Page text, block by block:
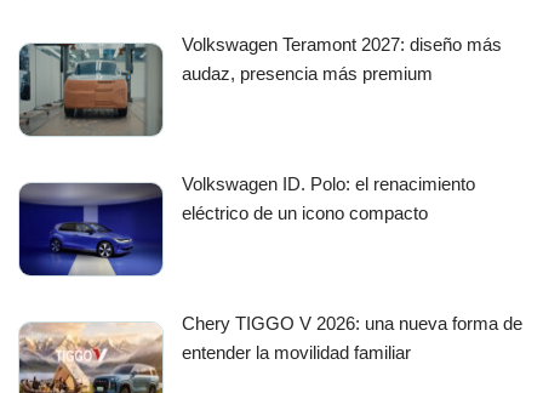
Volkswagen Teramont 2027: diseño más
audaz, presencia más premium
Volkswagen ID. Polo: el renacimiento
eléctrico de un icono compacto
Chery TIGGO V 2026: una nueva forma de
entender la movilidad familiar